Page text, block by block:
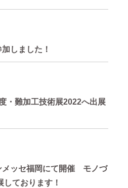
しました！
・難加工技術展2022へ出展
メッセ福岡にて開催 モノづ
しております！